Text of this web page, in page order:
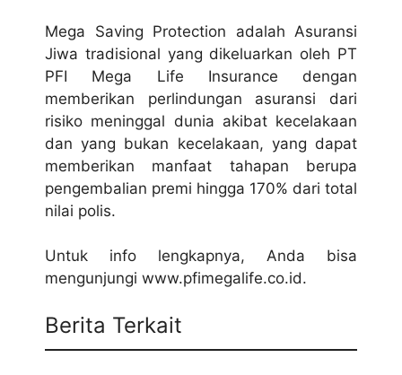
Mega Saving Protection adalah Asuransi
Jiwa tradisional yang dikeluarkan oleh PT
PFI Mega Life Insurance dengan
memberikan perlindungan asuransi dari
risiko meninggal dunia akibat kecelakaan
dan yang bukan kecelakaan, yang dapat
memberikan manfaat tahapan berupa
pengembalian premi hingga 170% dari total
nilai polis.
Untuk info lengkapnya, Anda bisa
mengunjungi www.pfimegalife.co.id.
Berita Terkait